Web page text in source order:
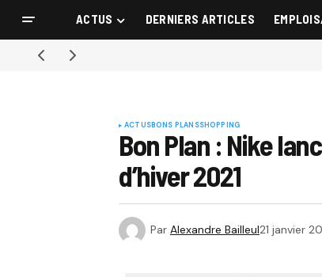
ACTUS DERNIERS ARTICLES
ACTUSBONS PLANSSHOPPING
Bon Plan : Nike
d’hiver 2021
Par Alexandre Bailleul21 janvier